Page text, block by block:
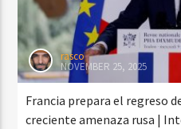
rasco
NOVEMBER 25, 2025
Francia prepara el regreso
creciente amenaza rusa |